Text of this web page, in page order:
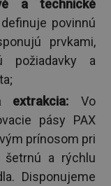
a technické
povinnú
prvkami,
požiadavky a
extrakcia: Vo
pásy PAX
prínosom pri
šetrnú a rýchlu
Disponujeme